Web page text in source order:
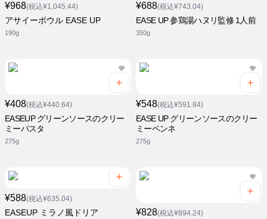
¥968(税込¥1,045.44)
アサイーボウル EASE UP
190g
¥688(税込¥743.04)
EASE UP 参鶏湯ハヌリ監修 1人前
350g
¥408(税込¥440.64)
EASEUP グリーンソースのクリー
ミーパスタ
275g
¥548(税込¥591.84)
EASE UP グリーンソースのクリー
ミーペンネ
275g
¥588(税込¥635.04)
EASEUP ミラノ風ドリア ¥828(税込¥894.24)